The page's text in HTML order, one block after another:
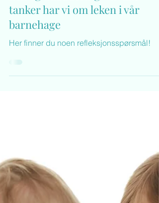
Lek og inkludering - hvilke
tanker har vi om leken i vår
barnehage
Her finner du noen refleksjonsspørsmål!